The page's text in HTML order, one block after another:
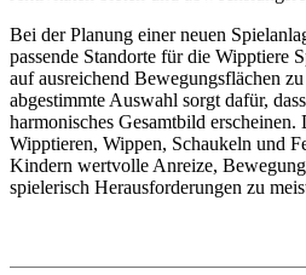
Bei der Planung einer neuen
passende Standorte für die Wipptiere
auf ausreichend Bewegungsflächen
abgestimmte Auswahl sorgt dafür,
harmonisches Gesamtbild
Wipptieren, Wippen, Schaukeln und
Kindern wertvolle Anreize,
spielerisch Herausforderungen zu